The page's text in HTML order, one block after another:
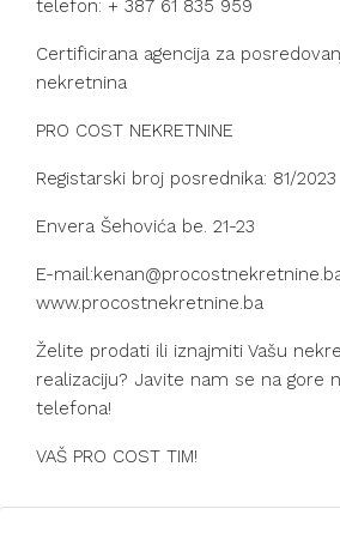
telefon: + 387 61 835 959
Certificirana agencija za
nekretnina
PRO COST NEKRETNINE
Registarski broj posrednika: 81/2023
Envera Šehovića be. 21-23
E-
www.procostnekretnine.ba
Želite prodati ili iznajmiti Vašu
realizaciju? Javite nam se na gore
telefona!
VAŠ PRO COST TIM!